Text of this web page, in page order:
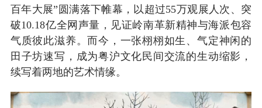
百年大展”圆满落下帷幕，以超过55万观展人次、突
破10.18亿全网声量，见证岭南革新精神与海派包容
气质彼此滋养。而今，一张栩栩如生、气定神闲的
田子坊速写，成为粤沪文化民间交流的生动缩影，
续写着两地的艺术情缘。